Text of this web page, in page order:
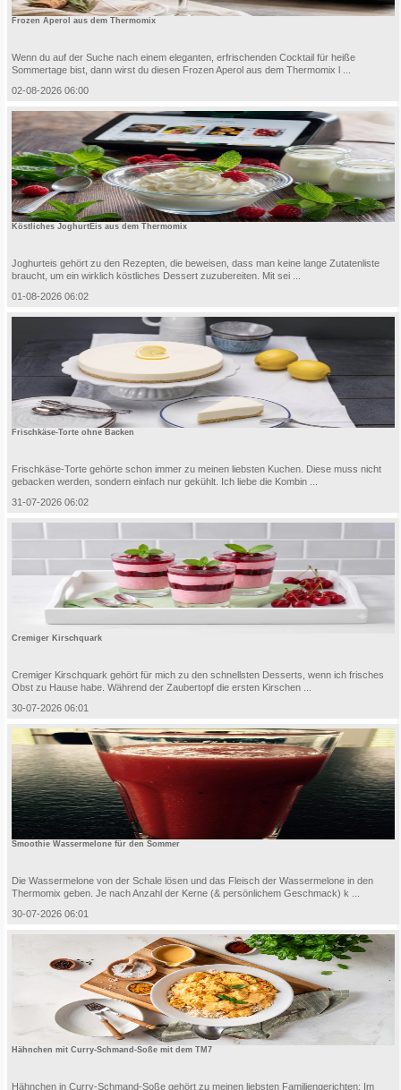
Frozen Aperol aus dem Thermomix
Wenn du auf der Suche nach einem eleganten, erfrischenden Cocktail für heiße
Sommertage bist, dann wirst du diesen Frozen Aperol aus dem Thermomix l ...
02-08-2026 06:00
Köstliches JoghurtEis aus dem Thermomix
Joghurteis gehört zu den Rezepten, die beweisen, dass man keine lange Zutatenliste
braucht, um ein wirklich köstliches Dessert zuzubereiten. Mit sei ...
01-08-2026 06:02
Frischkäse-Torte ohne Backen
Frischkäse-Torte gehörte schon immer zu meinen liebsten Kuchen. Diese muss nicht
gebacken werden, sondern einfach nur gekühlt. Ich liebe die Kombin ...
31-07-2026 06:02
Cremiger Kirschquark
Cremiger Kirschquark gehört für mich zu den schnellsten Desserts, wenn ich frisches
Obst zu Hause habe. Während der Zaubertopf die ersten Kirschen ...
30-07-2026 06:01
Smoothie Wassermelone für den Sommer
Die Wassermelone von der Schale lösen und das Fleisch der Wassermelone in den
Thermomix geben. Je nach Anzahl der Kerne (& persönlichem Geschmack) k ...
30-07-2026 06:01
Hähnchen mit Curry-Schmand-Soße mit dem TM7
Hähnchen in Curry-Schmand-Soße gehört zu meinen liebsten Familiengerichten: Im